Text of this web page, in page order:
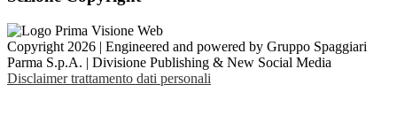
Copyright 2026 | Engineered and powered by Gruppo Spaggiari
Parma S.p.A. | Divisione Publishing & New Social Media
Disclaimer trattamento dati personali